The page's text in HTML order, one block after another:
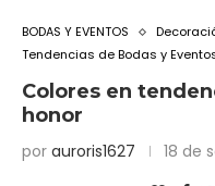
BODAS Y EVENTOS
Tendencias de Bodas y
Colores en
honor
por auroris1627 18 de